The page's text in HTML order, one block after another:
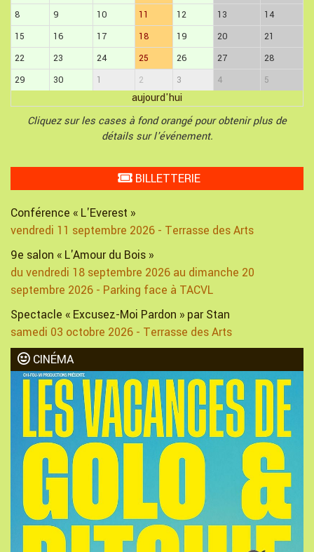
8
9 10 11 12 13
14
15
16 17 18 19 20
21
22
23 24 25 26 27
28
29
30 1 2 3 4 5
aujourd'hui
Cliquez sur les cases à fond orangé pour obtenir plus de
détails sur l'événement.
BILLETTERIE
Conférence « L'Everest »
vendredi 11 septembre 2026 - Terrasse des Arts
9e salon « L'Amour du Bois »
du vendredi 18 septembre 2026 au dimanche 20
septembre 2026 - Parking face à TACVL
Spectacle « Excusez-Moi Pardon » par Stan
samedi 03 octobre 2026 - Terrasse des Arts
CINÉMA